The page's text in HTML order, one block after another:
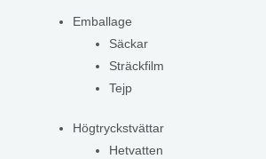
Emballage
Säckar
Sträckfilm
Tejp
Högtryckstvättar
Hetvatten